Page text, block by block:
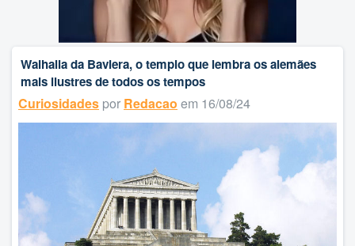
Walhalla da Baviera, o templo que lembra os alemães
mais ilustres de todos os tempos
Curiosidades por Redacao em 16/08/24